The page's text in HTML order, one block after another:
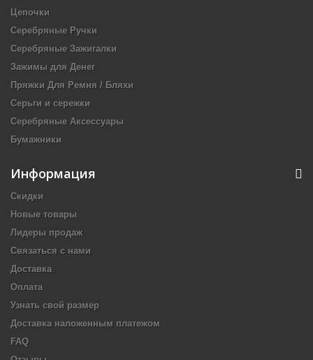
Цепочки
Серебряные Ручки
Серебряные Зажигалки
Зажимы для Денег
Пряжки Для Ремня / Бляхи
Серьги и сережки
Серебряные Аксессуары
Бумажники
Информация
Скидки
Новые товары
Лидеры продаж
Связаться с нами
Доставка
Оплата
Узнать свой размер
Доставка наложенным платежом
FAQ